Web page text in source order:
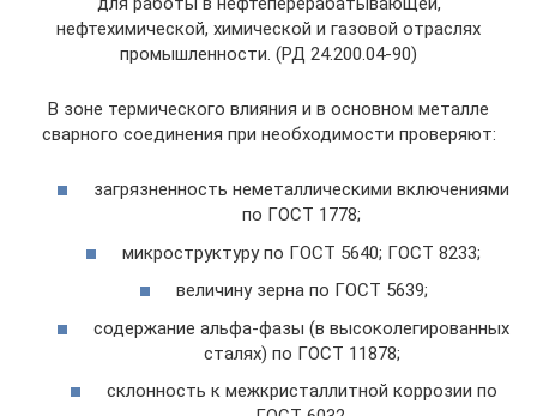
нефтехимической, химической и газовой отраслях
промышленности. (РД 24.200.04-90)
В зоне термического влияния и в основном металле
сварного соединения при необходимости проверяют:
загрязненность неметаллическими включениями
по ГОСТ 1778;
микроструктуру по ГОСТ 5640; ГОСТ 8233;
величину зерна по ГОСТ 5639;
содержание альфа-фазы (в высоколегированных
сталях) по ГОСТ 11878;
склонность к межкристаллитной коррозии по